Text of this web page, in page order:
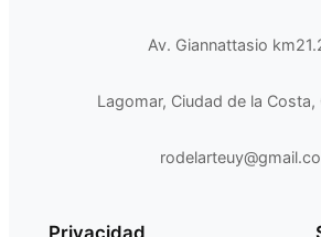
Av. Giannattasio
Lagomar, Ciudad de la Costa,